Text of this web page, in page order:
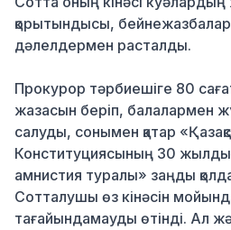
қорытындысы, бейнежазбалар
дәлелдермен расталды.
Прокурор тәрбиешіге 80
жазасын беріп, балалармен
салуды, сонымен қатар
Конституциясының 30
амнистия туралы» заңды
Сотталушы өз кінәсін
тағайындамауды өтінді. Ал